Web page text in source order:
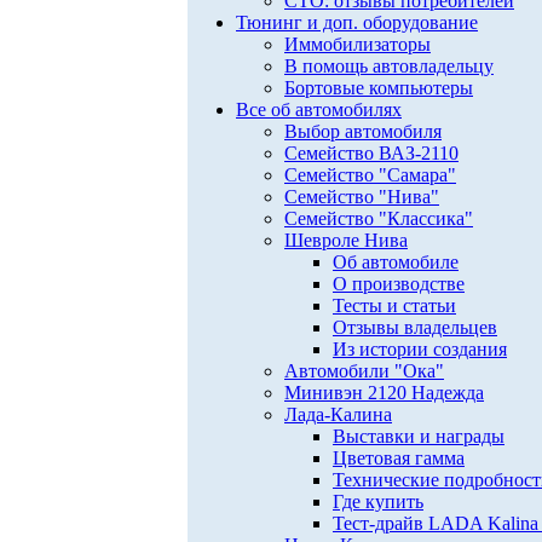
Тюнинг и доп. оборудование
Иммобилизаторы
В помощь автовладельцу
Бортовые компьютеры
Все об автомобилях
Выбор автомобиля
Семейство ВАЗ-2110
Семейство "Самара"
Семейство "Нива"
Семейство "Классика"
Шевроле Нива
Об автомобиле
О производстве
Тесты и статьи
Отзывы владельцев
Из истории создания
Автомобили "Ока"
Минивэн 2120 Надежда
Лада-Калина
Выставки и награды
Цветовая гамма
Технические
Где купить
Тест-драйв LADA Kalina